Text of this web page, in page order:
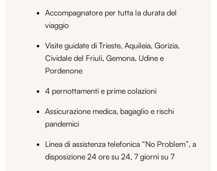
Accompagnatore per tutta la durata del
viaggio
Visite guidate di Trieste, Aquileia, Gorizia,
Cividale del Friuli, Gemona, Udine e
Pordenone
4 pernottamenti e prime colazioni
Assicurazione medica, bagaglio e rischi
pandemici
Linea di assistenza telefonica “No Problem”, a
disposizione 24 ore su 24, 7 giorni su 7